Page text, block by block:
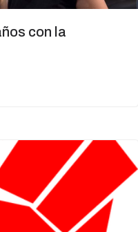
con la